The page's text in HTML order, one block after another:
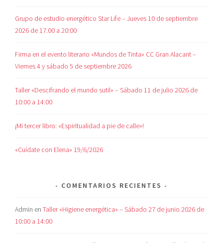
Grupo de estudio energético Star Life – Jueves 10 de septiembre
2026 de 17.00 a 20:00
Firma en el evento literario «Mundos de Tinta» CC Gran Alacant –
Viernes 4 y sábado 5 de septiembre 2026
Taller «Descifrando el mundo sutil» – Sábado 11 de julio 2026 de
10:00 a 14:00
¡Mi tercer libro: «Espiritualidad a pie de calle»!
«Cuídate con Elena» 19/6/2026
COMENTARIOS RECIENTES
Admin enTaller «Higiene energética» – Sábado 27 de junio 2026 de
10:00 a 14:00